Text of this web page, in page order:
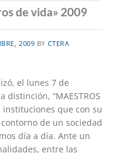
de vida» 2009
2009 BY CTERA
el lunes 7 de
“MAESTROS
instituciones que con su
de un sociedad
día a día. Ante un
entre las